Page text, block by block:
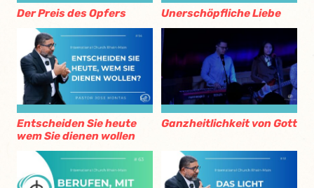
Der Preis des Opfers Unerschöpfliche Liebe
Entscheiden Sie heute
wem Sie dienen wollen
Ganzheitlichkeit von Gott